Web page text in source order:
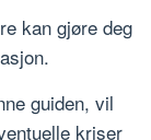
kan gjøre deg
guiden, vil
kriser